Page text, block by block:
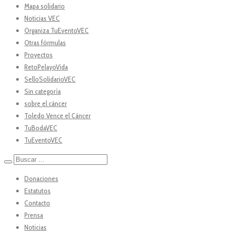
Mapa solidario
Noticias VEC
Organiza TuEventoVEC
Otras fórmulas
Proyectos
RetoPelayoVida
SelloSolidarioVEC
Sin categoría
sobre el cáncer
Toledo Vence el Cáncer
TuBodaVEC
TuEventoVEC
Donaciones
Estatutos
Contacto
Prensa
Noticias